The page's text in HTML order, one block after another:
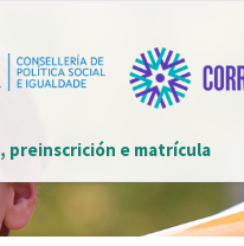
preinscrición e matrícula